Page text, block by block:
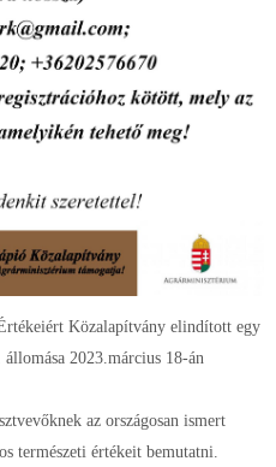
Közalapítvány elindított egy
2023.március 18-án
az országosan ismert
természeti értékeit bemutatni.